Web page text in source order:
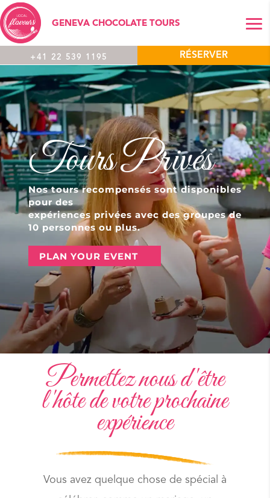
GENEVA CHOCOLATE TOURS
+41 22 539 1195 RÉSERVER
Tours Privés
Nos tours recompensés sont disponibles
pour des
expériences privées avec des groupes de
10 personnes ou plus.
PLAN YOUR EVENT
Permettez nous d'être
l'hôte de votre prochaine
expérience
Vous avez quelque chose de spécial à